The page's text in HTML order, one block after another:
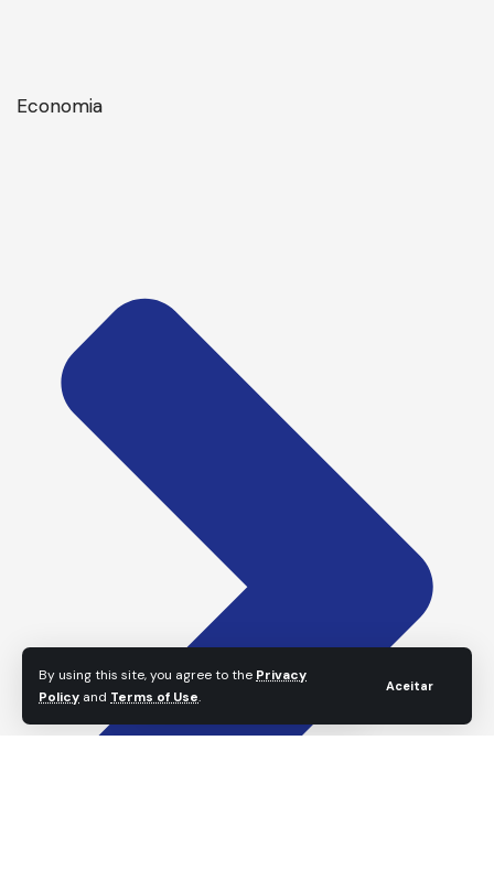
By using this site, you agree to the Privacy
Policy and Terms of Use.
Aceitar
Economia